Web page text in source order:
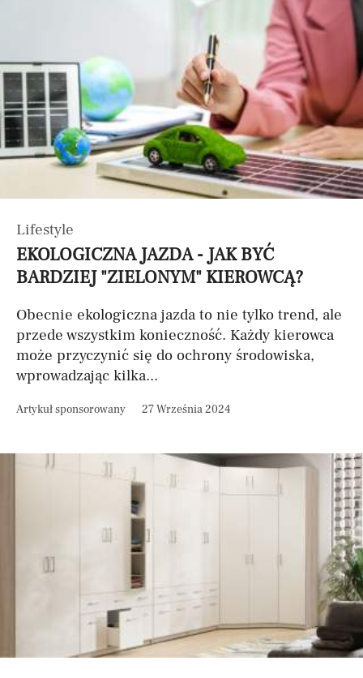
Lifestyle
EKOLOGICZNA JAZDA - JAK BYĆ
BARDZIEJ "ZIELONYM" KIEROWCĄ?
Obecnie ekologiczna jazda to nie tylko trend, ale
przede wszystkim konieczność. Każdy kierowca
może przyczynić się do ochrony środowiska,
wprowadzając kilka...
Artykuł sponsorowany 27 Września 2024